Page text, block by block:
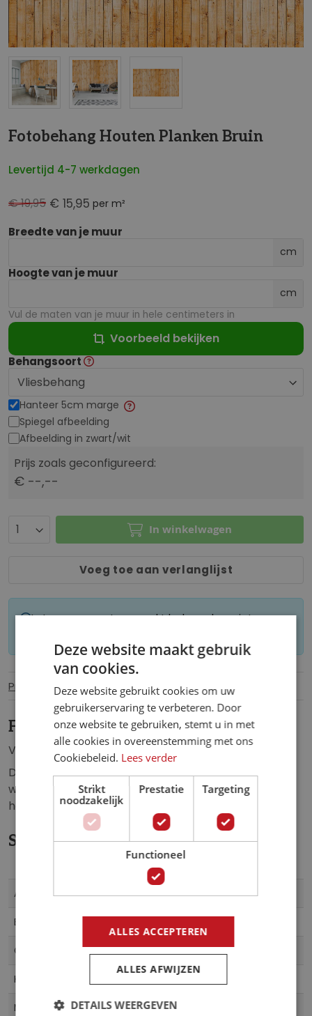
Fotobehang Houten Planken Bruin
Levertijd 4-7 werkdagen
€ 15,95 per m²
€ 19,95
Breedte van je muur
cm
Hoogte van je muur
cm
Vul de maten van je muur in hele centimeters in
Voorbeeld bekijken
Behangsoort
Hanteer 5cm marge
Spiegel afbeelding
Afbeelding in zwart/wit
Prijs zoals geconfigureerd:
€ --,--
In winkelwagen
Voeg toe aan verlanglijst
Let op: op maat gemaakt behang kan niet
Productinformatie Specificaties
Fotobehang Houten Planken.
Vlies fotobehang van een muur van houten planken.
Dit fotobehang zorgt voor een unieke sfeer in de:
woonkamer, slaapkamer, keuken, hal, kantoor,
horecagelegenheid of iedere andere ruimte.
Specificaties
Artikelnummer 1012VE
EAN
Collectie CN
Kleur
Materiaal Vliesbehang & Vinylbehang
Deze website maakt gebruik
van cookies.
Deze website gebruikt cookies om uw
gebruikerservaring te verbeteren. Door
onze website te gebruiken, stemt u in met
alle cookies in overeenstemming met ons
Cookiebeleid. Lees verder
Strikt
noodzakelijk
Prestatie Targeting
Functioneel
ALLES ACCEPTEREN
ALLES AFWIJZEN
DETAILS WEERGEVEN